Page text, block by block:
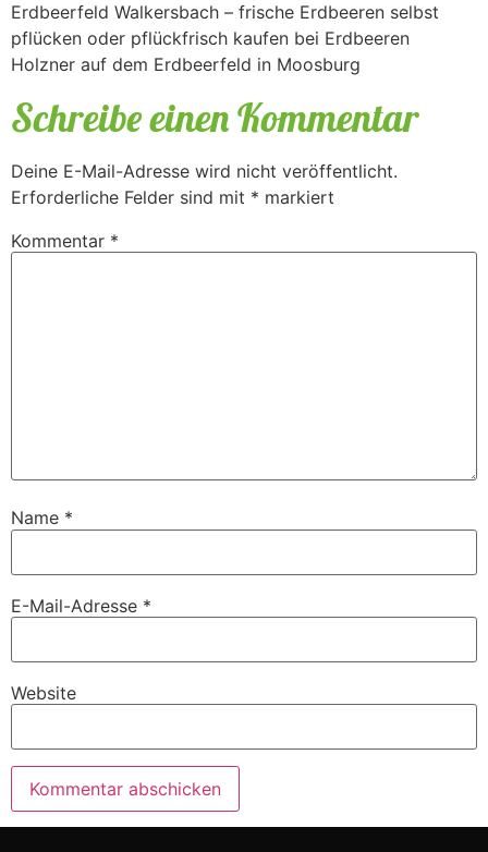
Erdbeerfeld Walkersbach – frische Erdbeeren selbst
pflücken oder pflückfrisch kaufen bei Erdbeeren
Holzner auf dem Erdbeerfeld in Moosburg
Schreibe einen Kommentar
Deine E-Mail-Adresse wird nicht veröffentlicht.
Erforderliche Felder sind mit * markiert
Kommentar *
Name *
E-Mail-Adresse *
Website